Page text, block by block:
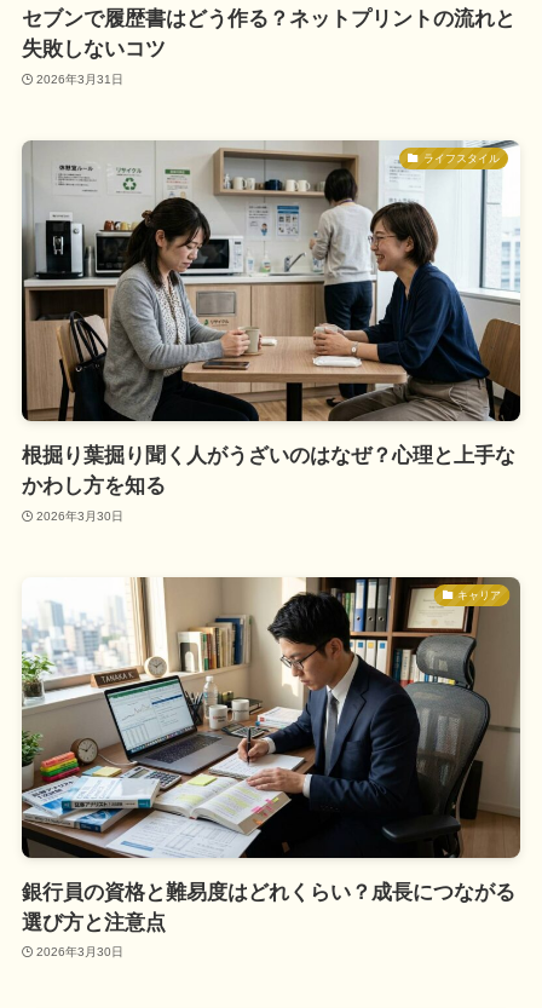
セブンで履歴書はどう作る？ネットプリントの流れと
失敗しないコツ
2026年3月31日
ライフスタイル
根掘り葉掘り聞く人がうざいのはなぜ？心理と上手な
かわし方を知る
2026年3月30日
キャリア
銀行員の資格と難易度はどれくらい？成長につながる
選び方と注意点
2026年3月30日